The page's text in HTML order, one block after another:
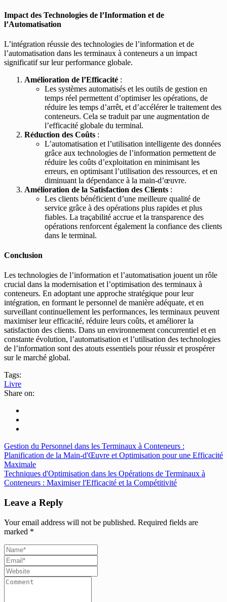
Impact des Technologies de l’Information et de
l’Automatisation
L’intégration réussie des technologies de l’information et de
l’automatisation dans les terminaux à conteneurs a un impact
significatif sur leur performance globale.
Amélioration de l’Efficacité :
Les systèmes automatisés et les outils de gestion en
temps réel permettent d’optimiser les opérations, de
réduire les temps d’arrêt, et d’accélérer le traitement des
conteneurs. Cela se traduit par une augmentation de
l’efficacité globale du terminal.
Réduction des Coûts :
L’automatisation et l’utilisation intelligente des données
grâce aux technologies de l’information permettent de
réduire les coûts d’exploitation en minimisant les
erreurs, en optimisant l’utilisation des ressources, et en
diminuant la dépendance à la main-d’œuvre.
Amélioration de la Satisfaction des Clients :
Les clients bénéficient d’une meilleure qualité de
service grâce à des opérations plus rapides et plus
fiables. La traçabilité accrue et la transparence des
opérations renforcent également la confiance des clients
dans le terminal.
Conclusion
Les technologies de l’information et l’automatisation jouent un rôle
crucial dans la modernisation et l’optimisation des terminaux à
conteneurs. En adoptant une approche stratégique pour leur
intégration, en formant le personnel de manière adéquate, et en
surveillant continuellement les performances, les terminaux peuvent
maximiser leur efficacité, réduire leurs coûts, et améliorer la
satisfaction des clients. Dans un environnement concurrentiel et en
constante évolution, l’automatisation et l’utilisation des technologies
de l’information sont des atouts essentiels pour réussir et prospérer
sur le marché global.
Tags:
Livre
Share on:
Gestion du Personnel dans les Terminaux à Conteneurs :
Planification de la Main-d'Œuvre et Optimisation pour une Efficacité
Maximale
Techniques d'Optimisation dans les Opérations de Terminaux à
Conteneurs : Maximiser l'Efficacité et la Compétitivité
Leave a Reply
Your email address will not be published. Required fields are
marked *